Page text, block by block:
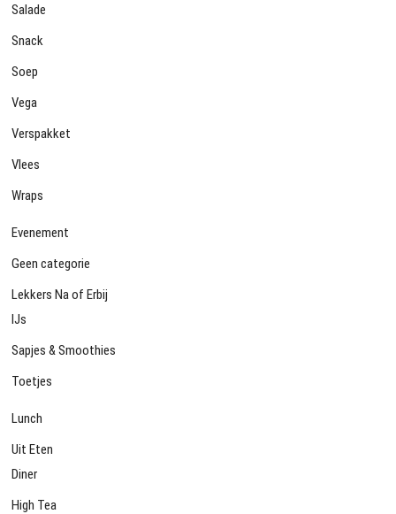
Salade
Snack
Soep
Vega
Verspakket
Vlees
Wraps
Evenement
Geen categorie
Lekkers Na of Erbij
IJs
Sapjes & Smoothies
Toetjes
Lunch
Uit Eten
Diner
High Tea